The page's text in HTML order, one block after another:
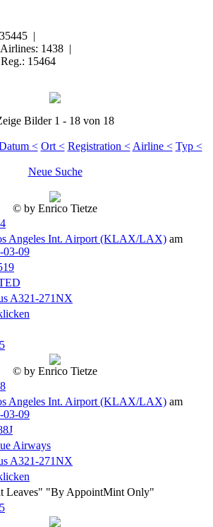
|
1438 |
Reg.: 15464
Bilder 1 - 18 von 18
< Ort < Registration < Airline < Typ <
Neue Suche
© by Enrico Tietze
Angeles Int. Airport (KLAX/LAX) am
03-09
A321-271NX
© by Enrico Tietze
Angeles Int. Airport (KLAX/LAX) am
03-09
Airways
A321-271NX
Leaves" "By AppointMint Only"